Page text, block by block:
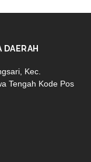
Kec.
Tengah Kode Pos